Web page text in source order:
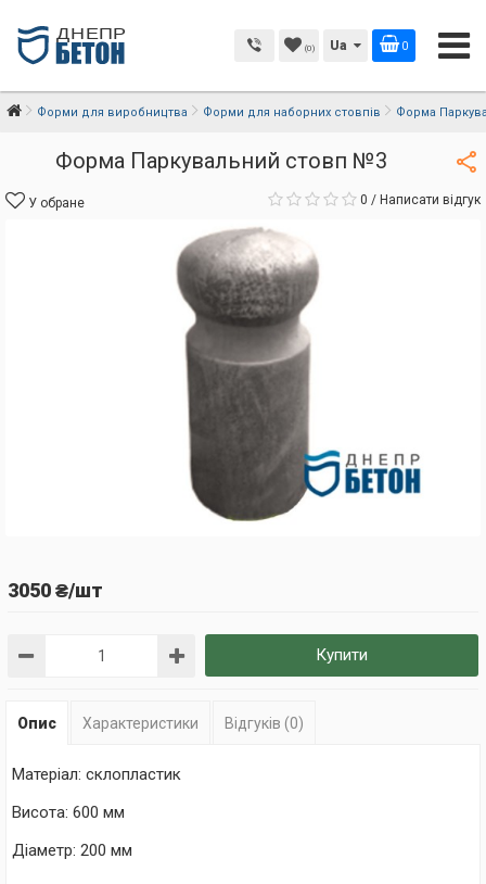
(0) Ua 0
Форми для виробництва Форми для наборних стовпів Форма
Форма Паркувальний стовп №3
У обране 0 / Написати відгук
3050 ₴/шт
Купити
Опис Характеристики Відгуків (0)
Матеріал: склопластик
Висота: 600 мм
Діаметр: 200 мм